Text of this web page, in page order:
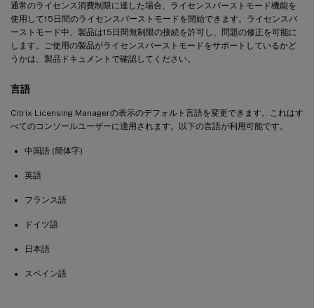
通常のライセンス消費制限に達した場合、ライセンスバーストモード機能を
使用して15日間のライセンスバーストモードを開始できます。ライセンスバ
ーストモード中、製品は15日間無制限の接続を許可し、問題の修正を可能に
します。ご使用の製品がライセンスバーストモードをサポートしているかど
うかは、製品ドキュメントで確認してください。
言語
Citrix Licensing Managerの表示のデフォルト言語を変更できます。これはす
べてのコンソールユーザーに適用されます。以下の言語が利用可能です。
中国語 (簡体字)
英語
フランス語
ドイツ語
日本語
スペイン語